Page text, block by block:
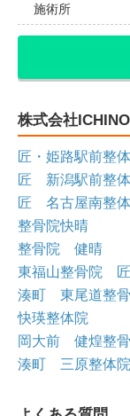
施術所
株式会社
匠・姫路駅前整
匠 新潟駅前整
匠 名古屋南整
整骨院快晴
整骨院 健晴
東福山整骨院 匠
湊町 東尾道整
快瑛整体院
岡大前 健煌整
湊町 三原整体院